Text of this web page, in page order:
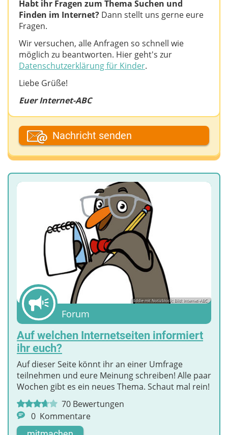
Habt ihr Fragen zum Thema Suchen und
Finden im Internet? Dann stellt uns gerne eure
Fragen.
Wir versuchen, alle Anfragen so schnell wie
möglich zu beantworten. Hier geht's zur
Datenschutzerklärung für Kinder.
Liebe Grüße!
Euer Internet-ABC
Dein Vor- oder Spitzname
Deine E-Mail-Adresse (wenn du eine Antwort
möchtest)
Deine Nachricht
Nachricht senden
Eddie mit Notizblock; Bild: Internet-ABC
Forum
Auf welchen Internetseiten informiert
ihr euch?
Auf dieser Seite könnt ihr an einer Umfrage
teilnehmen und eure Meinung schreiben! Alle paar
Wochen gibt es ein neues Thema. Schaut mal rein!
70 Bewertungen
0 Kommentare